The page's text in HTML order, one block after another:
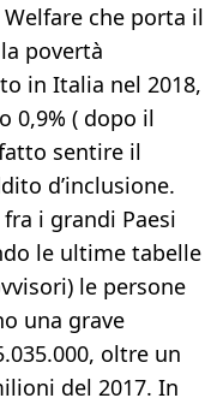
che porta il
povertà
in Italia nel 2018,
0,9% ( dopo il
sentire il
d’inclusione.
i grandi Paesi
le ultime tabelle
le persone
una grave
oltre un
del 2017. In